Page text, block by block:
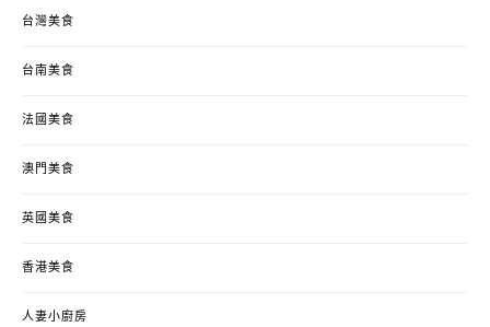
台灣美食
台南美食
法國美食
澳門美食
英國美食
香港美食
人妻小廚房